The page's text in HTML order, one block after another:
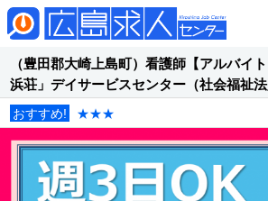
（豊田郡大崎上島町）看護師【アルバイ
浜荘」デイサービスセンター（社会福祉法
おすすめ! ★★★